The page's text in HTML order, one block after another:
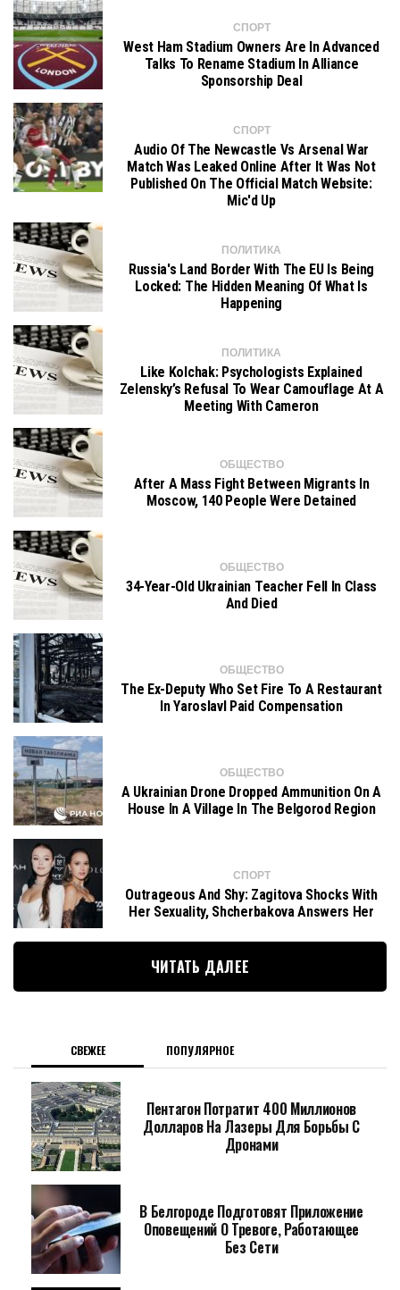
СПОРТ
West Ham Stadium Owners Are In Advanced
Talks To Rename Stadium In Alliance
Sponsorship Deal
СПОРТ
Audio Of The Newcastle Vs Arsenal War
Match Was Leaked Online After It Was Not
Published On The Official Match Website:
Mic'd Up
ПОЛИТИКА
Russia's Land Border With The EU Is Being
Locked: The Hidden Meaning Of What Is
Happening
ПОЛИТИКА
Like Kolchak: Psychologists Explained
Zelensky’s Refusal To Wear Camouflage At A
Meeting With Cameron
ОБЩЕСТВО
After A Mass Fight Between Migrants In
Moscow, 140 People Were Detained
ОБЩЕСТВО
34-Year-Old Ukrainian Teacher Fell In Class
And Died
ОБЩЕСТВО
The Ex-Deputy Who Set Fire To A Restaurant
In Yaroslavl Paid Compensation
ОБЩЕСТВО
A Ukrainian Drone Dropped Ammunition On A
House In A Village In The Belgorod Region
СПОРТ
Outrageous And Shy: Zagitova Shocks With
Her Sexuality, Shcherbakova Answers Her
ЧИТАТЬ ДАЛЕЕ
СВЕЖЕЕ ПОПУЛЯРНОЕ
Пентагон Потратит 400 Миллионов
Долларов На Лазеры Для Борьбы С
Дронами
В Белгороде Подготовят Приложение
Оповещений О Тревоге, Работающее
Без Сети